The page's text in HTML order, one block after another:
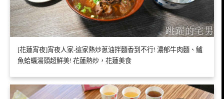
[花蓮宵夜]宵夜人家-這家熱炒蔥油拌麵香到不行! 濃郁牛肉麵、鱸
魚蛤蠣湯頭超鮮美! 花蓮熱炒，花蓮美食